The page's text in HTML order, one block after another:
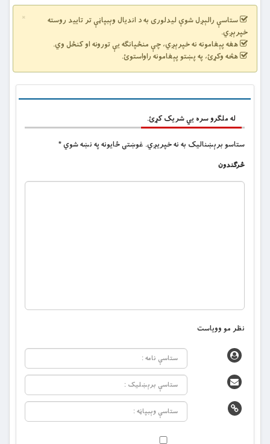
×
ستاسې رالېږل شوې لیدلوری به د اندیال وېبپاڼې تر تایید روسته
خپرېږي.
هغه پېغامونه نه خپرېږي، چې منځپانګه یې تورونه او کنځل وي.
هڅه وکړئ، په پښتو پېغامونه راواستوئ.
له ملگرو سره یي شریک کړئ.
ستاسو برېښناليک به نه خپريږي. غوښتى ځایونه په نښه شوي*
څرگندون
نظر مو وویاست